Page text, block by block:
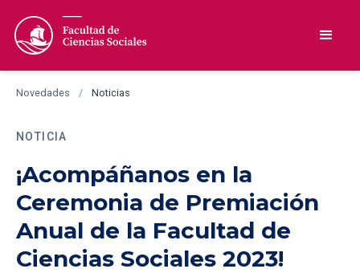
Novedades / Noticias
NOTICIA
¡Acompáñanos en la
Ceremonia de Premiación
Anual de la Facultad de
Ciencias Sociales 2023!